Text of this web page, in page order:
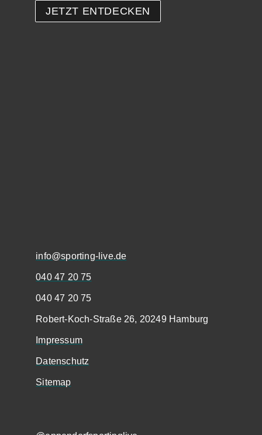
JETZT ENTDECKEN
info@sporting-live.de
040 47 20 75
040 47 20 75
Robert-Koch-Straße 26, 20249 Hamburg
Impressum
Datenschutz
Sitemap